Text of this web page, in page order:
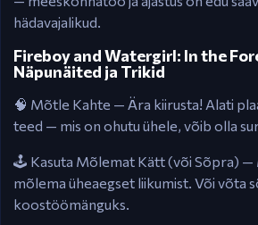
hädavajalikud.
Fireboy and Watergirl: In the
Näpunäited ja Trikid
🧠 Mõtle Kahte — Ära kiirusta! Alati
teed — mis on ohutu ühele, võib olla
🕹️ Kasuta Mõlemat Kätt (või Sõpra) —
mõlema üheaegset liikumist. Või võta
koostöömänguks.